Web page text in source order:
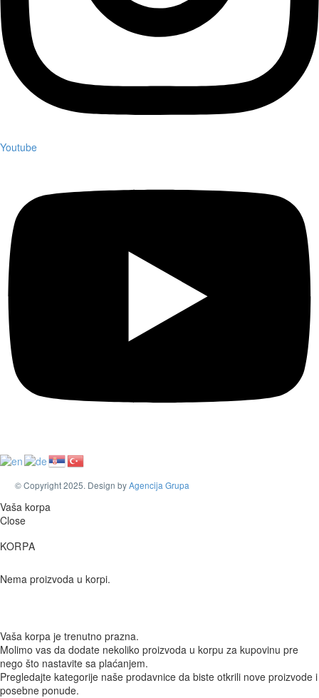
Youtube
© Copyright 2025. Design byAgencija Grupa
Vaša korpa
Close
KORPA
Nema proizvoda u korpi.
Vaša korpa je trenutno prazna.
Molimo vas da dodate nekoliko proizvoda u korpu za kupovinu pre
nego što nastavite sa plaćanjem.
Pregledajte kategorije naše prodavnice da biste otkrili nove proizvode i
posebne ponude.